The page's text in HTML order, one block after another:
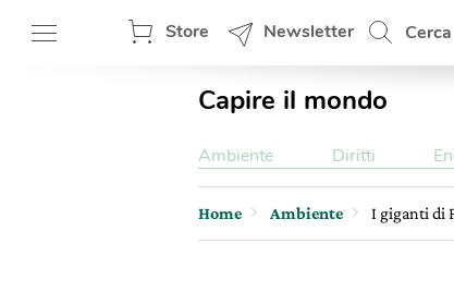
Store Newsletter Cerca
Capire il mondo
Ambiente Diritti
Home Ambiente I giganti di